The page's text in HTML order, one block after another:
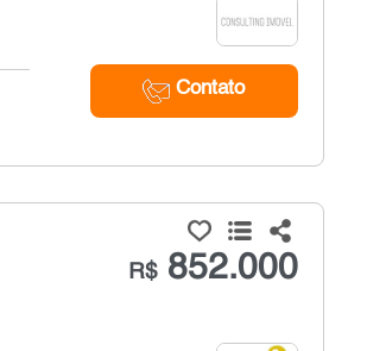
Contato
R$852.000